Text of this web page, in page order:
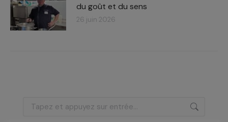
du goût et du sens
26 juin 2026
Recherche